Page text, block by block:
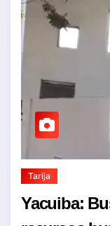
Tarija
Yacuiba: